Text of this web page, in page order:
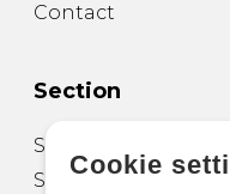
Contact
Section
Sheet Music for
Sheet Music for
Cookie